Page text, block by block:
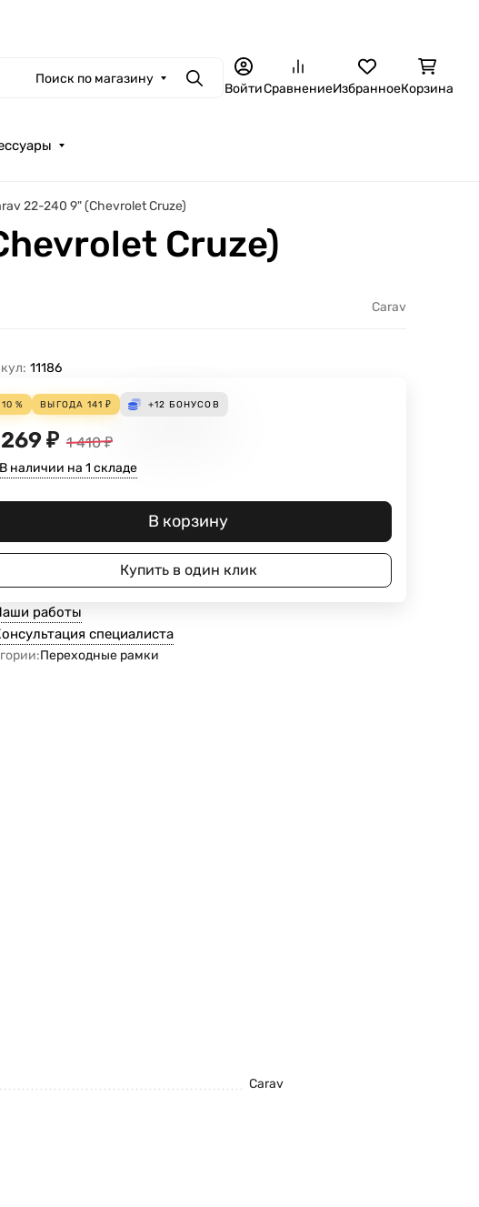
Поиск по магазину ПоискВойтиСравнениеИзбранноеКорзина
22-240 9" (Chevrolet Cruze)
Cruze)
Carav
11186
% ВЫГОДА 141 ₽ +12 БОНУСОВ
₽ 1 410 ₽
В наличии на 1 складе
В корзину
Купить в один клик
работы
специалиста
Переходные рамки
Carav